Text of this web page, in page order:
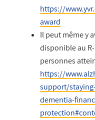
https://
award
Il peut même y
disponible au
personnes
https://
support/
dementia-